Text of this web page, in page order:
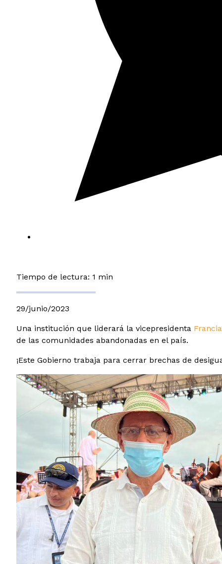
Tiempo de lectura: 1 min
29/junio/2023
Una institución que liderará la vicepresidenta
de las comunidades abandonadas en el país.
¡Este Gobierno trabaja para cerrar brechas de